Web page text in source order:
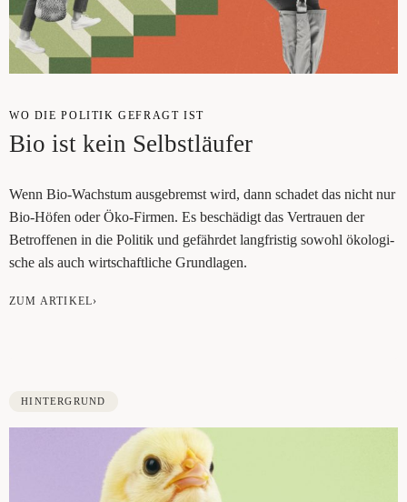
WO DIE POLI­TIK GEFRAGT IST
Bio ist kein Selbstläufer
Wenn Bio-Wachs­tum aus­ge­bremst wird, dann scha­det das nicht nur
Bio-Höfen oder Öko-Fir­men. Es beschä­digt das Ver­trau­en der
Betrof­fe­nen in die Poli­tik und gefähr­det lang­fris­tig sowohl öko­lo­gi­
sche als auch wirt­schaft­li­che Grundlagen.
ZUM ARTIKEL›
HINTERGRUND